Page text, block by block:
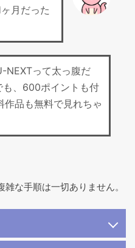
月だった
NEXTって太っ腹だ
、600ポイントも付
作品も無料で見れちゃ
な手順は一切ありません。